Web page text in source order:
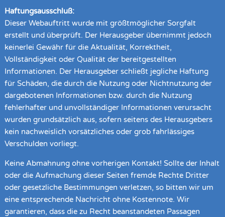
Haftungsausschluß:
Dieser Webauftritt wurde mit größtmöglicher Sorgfalt
erstellt und überprüft. Der Herausgeber übernimmt jedoch
keinerlei Gewähr für die Aktualität, Korrektheit,
Vollständigkeit oder Qualität der bereitgestellten
Informationen. Der Herausgeber schließt jegliche Haftung
für Schäden, die durch die Nutzung oder Nichtnutzung der
dargebotenen Informationen bzw. durch die Nutzung
fehlerhafter und unvollständiger Informationen verursacht
wurden grundsätzlich aus, sofern seitens des Herausgebers
kein nachweislich vorsätzliches oder grob fahrlässiges
Verschulden vorliegt.
Keine Abmahnung ohne vorherigen Kontakt! Sollte der Inhalt
oder die Aufmachung dieser Seiten fremde Rechte Dritter
oder gesetzliche Bestimmungen verletzen, so bitten wir um
eine entsprechende Nachricht ohne Kostennote. Wir
garantieren, dass die zu Recht beanstandeten Passagen